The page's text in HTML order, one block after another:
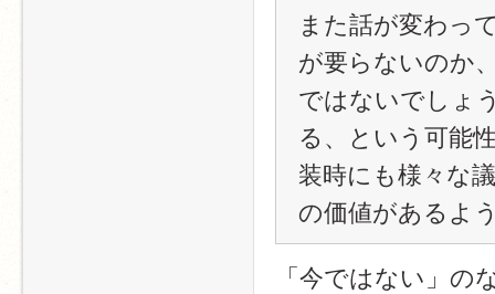
また話が変わっ
が要らないのか
ではないでしょ
る、という可能
装時にも様々な
の価値があるよ
「今ではない」